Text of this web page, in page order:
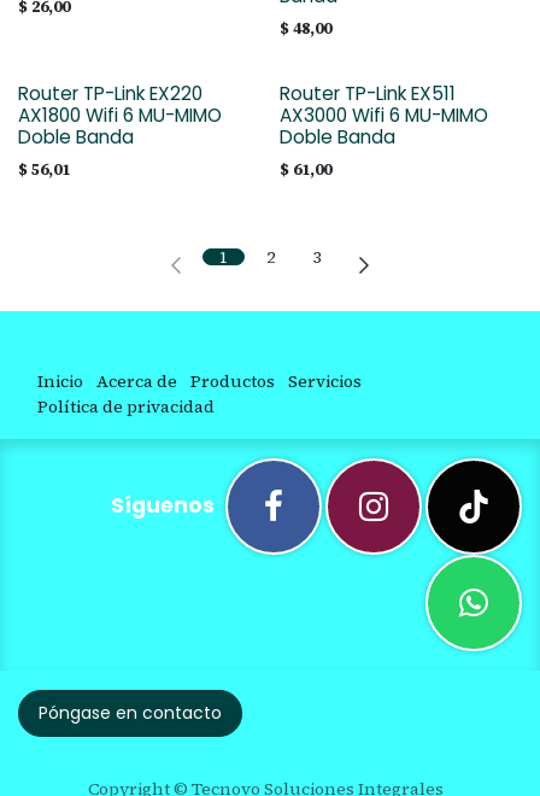
$ 26,00
$48,00
Router TP-Link EX220
AX1800 Wifi 6 MU-MIMO
Doble Banda
$56,01
Router TP-Link EX511
AX3000 Wifi 6 MU-MIMO
Doble Banda
$ 61,00
1 2 3
Inicio Acerca de Productos Servicios
Política de privacidad
Síguenos
Póngase en contacto
Copyright © Tecnovo Soluciones Integrales